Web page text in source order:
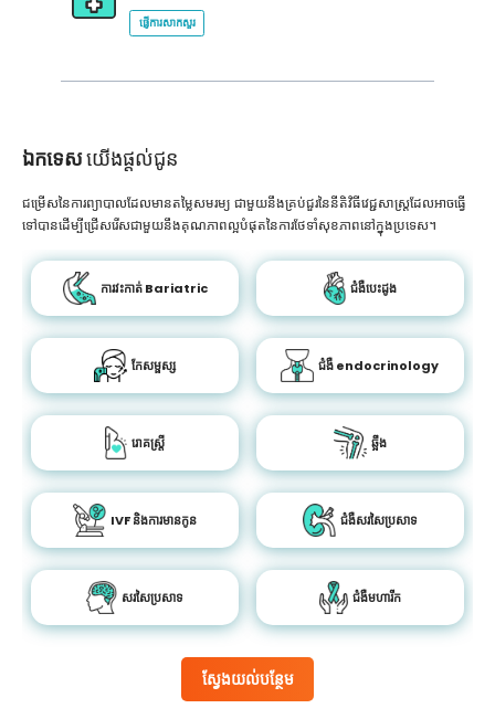
ផ្ញើការសាកសួរ
ឯកទេសយើងផ្តល់ជូន
ស្វែងយល់បន្ថែម
ជម្រើសនៃការព្យាបាលដែលមានតម្លៃសមរម្យ ជាមួយនឹងគ្រប់ជួរនៃនីតិវិធីវេជ្ជសាស្រ្តដែលអាចធ្វើ
ទៅបានដើម្បីជ្រើសរើសជាមួយនឹងគុណភាពល្អបំផុតនៃការថែទាំសុខភាពនៅក្នុងប្រទេស។
ការវះកាត់ Bariatric ជំងឺបេះដូង
កែសម្ផស្ស ជំងឺ endocrinology
រោគស្ត្រី ឆ្អឹង
IVF និងការមានកូន ជំងឺសរសៃប្រសាទ
សរសៃប្រសាទ ជំងឺមហារីក